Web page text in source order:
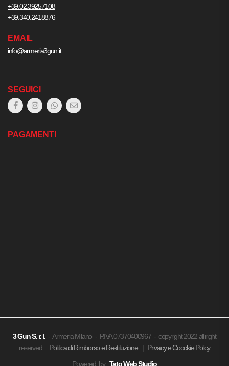
+39.02.39257108
+39.340.2418876
EMAIL
info@armeria3gun.it
SEGUICI
PAGAMENTI
3 GunS. r. l. - Armeria Milano - P.IVA 07370400967 - copyright 2022 all right
reserved. Politica di Rimborso e Restituzione| Privacy e Coockie Policy
Powered by Tato Web Studio